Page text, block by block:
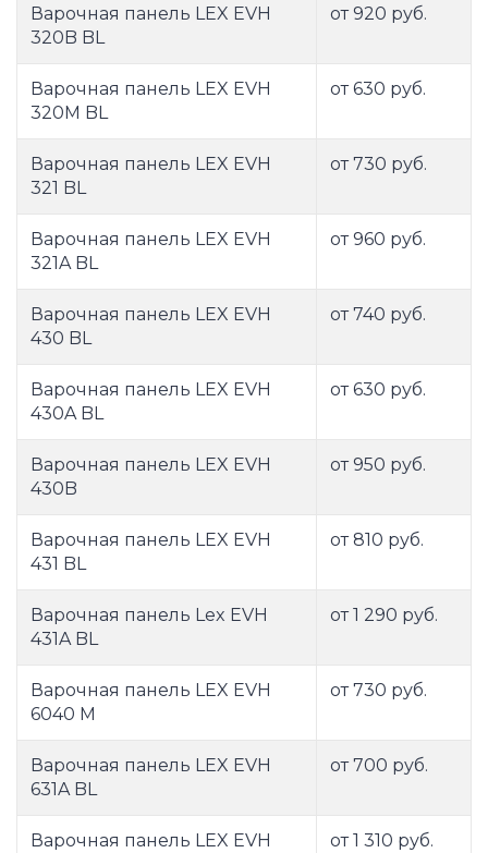
Варочная панель LEX EVH
320B BL
от 920 руб.
Варочная панель LEX EVH
320M BL
от 630 руб.
Варочная панель LEX EVH
321 BL
от 730 руб.
Варочная панель LEX EVH
321A BL
от 960 руб.
Варочная панель LEX EVH
430 BL
от 740 руб.
Варочная панель LEX EVH
430A BL
от 630 руб.
Варочная панель LEX EVH
430B
от 950 руб.
Варочная панель LEX EVH
431 BL
от 810 руб.
Варочная панель Lex EVH
431A BL
от 1 290 руб.
Варочная панель LEX EVH
6040 M
от 730 руб.
Варочная панель LEX EVH
631A BL
от 700 руб.
Варочная панель LEX EVH
от 1 310 руб.